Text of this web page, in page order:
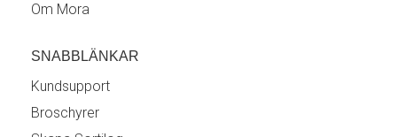
Om Mora
SNABBLÄNKAR
Kundsupport
Broschyrer